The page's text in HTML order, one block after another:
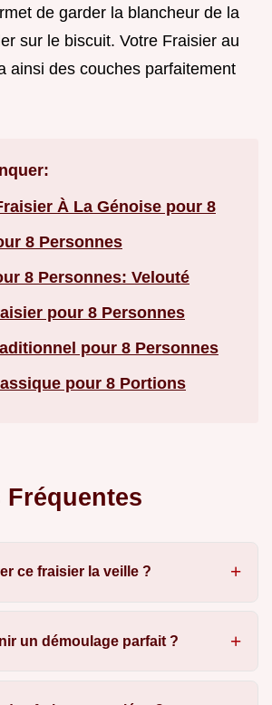
de garder la blancheur de la
sur le biscuit. Votre Fraisier au
ainsi des couches parfaitement
À La Génoise pour 8
8 Personnes
8 Personnes: Velouté
pour 8 Personnes
pour 8 Personnes
pour 8 Portions
ce fraisier la veille ?
un démoulage parfait ?